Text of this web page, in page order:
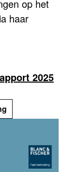
op het
haar
2025